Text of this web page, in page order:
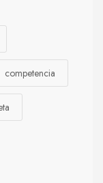
competencia